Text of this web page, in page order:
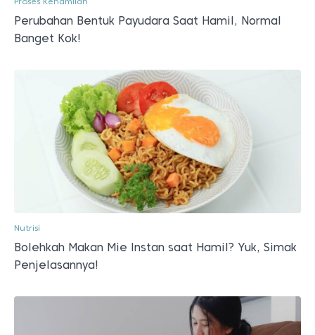
Perubahan Bentuk Payudara Saat Hamil, Normal
Banget Kok!
Nutrisi
Bolehkah Makan Mie Instan saat Hamil? Yuk, Simak
Penjelasannya!